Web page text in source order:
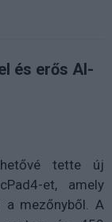
és erős AI-
tette új
et, amely
a mezőnyből. A